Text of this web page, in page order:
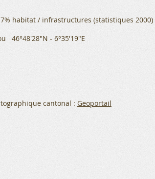
habitat / infrastructures (statistiques 2000)
46°48'28"N - 6°35'19"E
cantonal : Geoportail